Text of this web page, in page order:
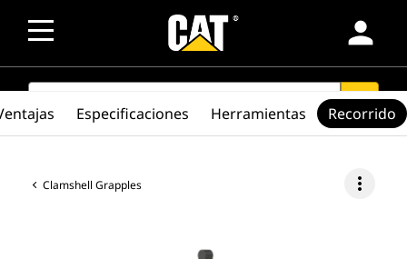
person
SEARCH search
Clamshell Grapples more_vert
Especificaciones Herramientas Recorrido